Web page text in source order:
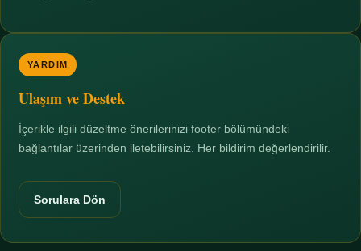
YARDIM
Ulaşım ve Destek
İçerikle ilgili düzeltme önerilerinizi footer bölümündeki
bağlantılar üzerinden iletebilirsiniz. Her bildirim değerlendirilir.
Sorulara Dön